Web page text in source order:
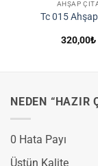
AHŞAP
Tc 015 Ahşap
320,00₺
NEDEN “HAZIR
0 Hata Payı
Üstün Kalite